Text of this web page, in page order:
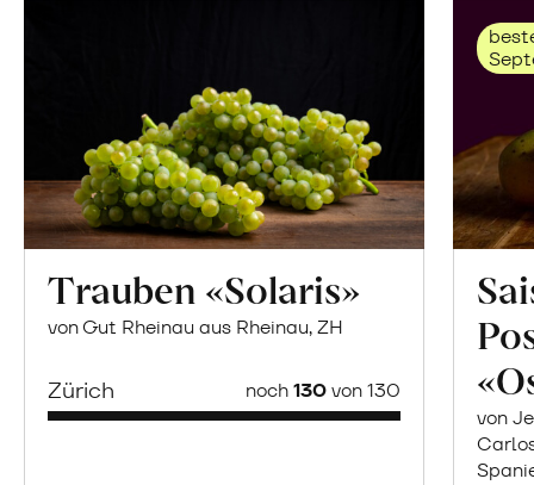
Trauben «Solaris»
von Gut Rheinau aus Rheinau, ZH
Zürich noch130von 130
von